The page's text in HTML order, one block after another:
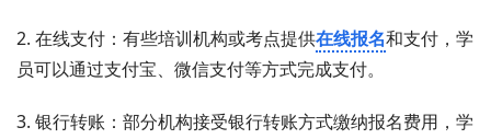
2. 在线支付：有些培训机构或考点提供在线报名和支付，学
员可以通过支付宝、微信支付等方式完成支付。
3. 银行转账：部分机构接受银行转账方式缴纳报名费用，学